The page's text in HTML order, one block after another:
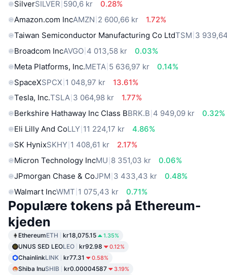
SilverSILVER 590,6 kr
0.28%
Amazon.com IncAMZN 2 600,66 kr
1.72%
Taiwan Semiconductor Manufacturing Co LtdTSM 3
Broadcom IncAVGO 4 013,58 kr
0.03%
Meta Platforms, Inc.META 5 636,97 kr
0.14%
SpaceXSPCX 1 048,97 kr
13.61%
Tesla, Inc.TSLA 3 064,98 kr
1.77%
Berkshire Hathaway Inc Class BBRK.B 4 949,09 kr
0.32%
Eli Lilly And CoLLY 11 224,17 kr
4.86%
SK HynixSKHY 1 408,61 kr
2.17%
Micron Technology IncMU 8 351,03 kr
0.06%
JPmorgan Chase & CoJPM 3 433,43 kr
0.48%
Walmart IncWMT 1 075,43 kr 0.71%
Populære tokens på Ethereum-
kjeden
EthereumETH kr18,075.15 1.35%
UNUS SED LEOLEO kr92.98 0.12%
ChainlinkLINK kr77.31 0.58%
Shiba InuSHIB kr0.00004587 3.19%